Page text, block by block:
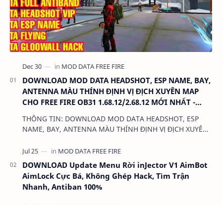
DOWNLOAD MOD DATA HEADSHOT, ESP NAME, BAY,
ANTENNA MÀU THÍNH ĐỊNH VỊ ĐỊCH XUYÊN MAP
CHO FREE FIRE OB31 1.68.12/2.68.12 MỚI NHẤT -
KHÔNG KHÓA NICK
THÔNG TIN: DOWNLOAD MOD DATA HEADSHOT, ESP
NAME, BAY, ANTENNA MÀU THÍNH ĐỊNH VỊ ĐỊCH XUYÊN
KHÔN…
DOWNLOAD Update Menu Rời inJector V1 AimBot
AimLock Cực Bá, Không Ghép Hack, Tìm Trận
Nhanh, Antiban 100%